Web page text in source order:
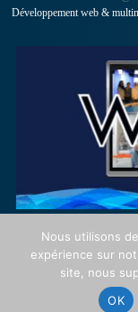
Développement web &
Nous utilisons
expérience sur
site, nous
OK